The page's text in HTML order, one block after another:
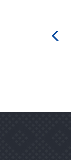
культуры
Российской